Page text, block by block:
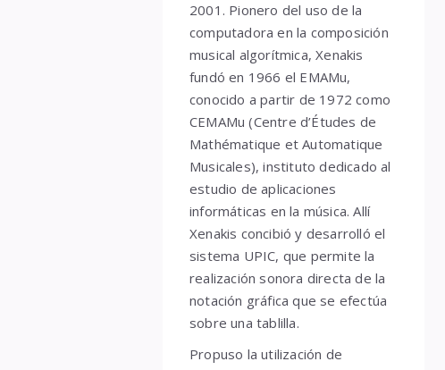
2001. Pionero del uso de la
computadora en la composición
musical algorítmica, Xenakis
fundó en 1966 el EMAMu,
conocido a partir de 1972 como
CEMAMu (Centre d’Études de
Mathématique et Automatique
Musicales), instituto dedicado al
estudio de aplicaciones
informáticas en la música. Allí
Xenakis concibió y desarrolló el
sistema UPIC, que permite la
realización sonora directa de la
notación gráfica que se efectúa
sobre una tablilla.
Propuso la utilización de